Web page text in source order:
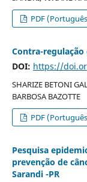
PDF
Contra-regulação
DOI: https://
SHARIZE BETONI
BARBOSA BAZOTTE
PDF
Pesquisa
prevenção de
Sarandi -PR